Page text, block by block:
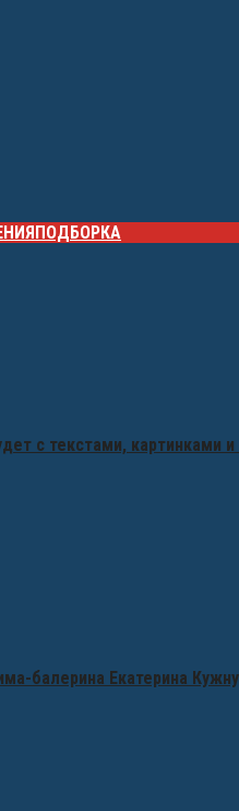
ПОДБОРКА
с текстами, картинками
балерина Екатерина